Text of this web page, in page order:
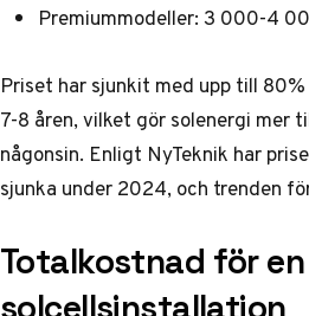
Premiummodeller: 3 000-4
Priset har sjunkit med upp till
7-8 åren, vilket gör solenergi mer
någonsin. Enligt NyTeknik har
sjunka under 2024, och trenden
Totalkostnad för